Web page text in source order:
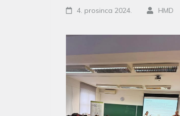
4. prosinca 2024. HMD